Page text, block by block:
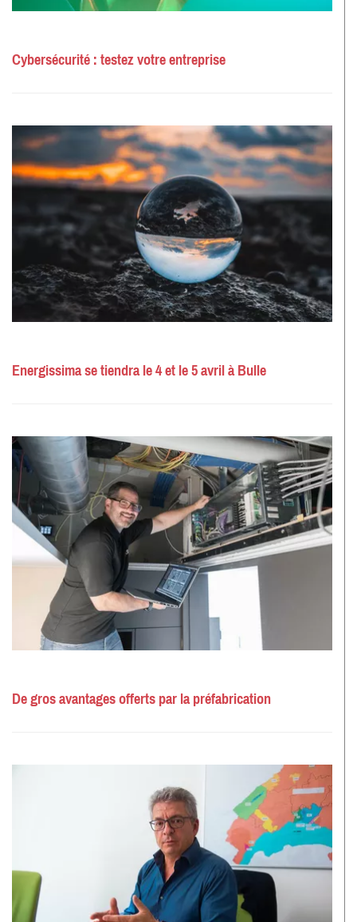
Cybersécurité : testez votre entreprise
Energissima se tiendra le 4 et le 5 avril à Bulle
De gros avantages offerts par la préfabrication